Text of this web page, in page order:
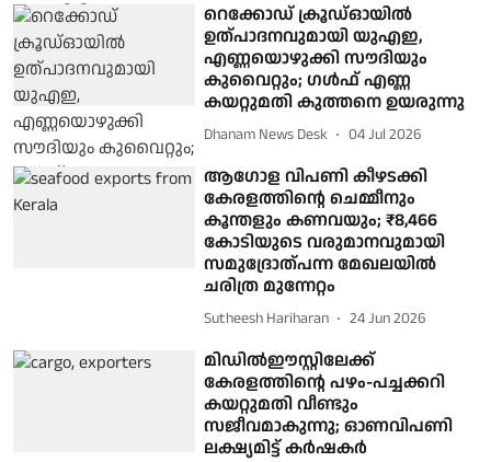
റെക്കോഡ് ക്രൂഡ്ഓയില്‍
ഉത്പാദനവുമായി യുഎഇ,
എണ്ണയൊഴുക്കി സൗദിയും
കുവൈറ്റും; ഗള്‍ഫ് എണ്ണ
കയറ്റുമതി കുത്തനെ ഉയരുന്നു
Dhanam News Desk 04 Jul 2026
ആഗോള വിപണി കീഴടക്കി
കേരളത്തിന്റെ ചെമ്മീനും
കൂന്തളും കണവയും; ₹8,466
കോടിയുടെ വരുമാനവുമായി
സമുദ്രോത്പന്ന മേഖലയിൽ
ചരിത്ര മുന്നേറ്റം
Sutheesh Hariharan 24 Jun 2026
മിഡില്‍ഈസ്റ്റിലേക്ക്
കേരളത്തിന്റെ പഴം-പച്ചക്കറി
കയറ്റുമതി വീണ്ടും
സജീവമാകുന്നു; ഓണവിപണി
ലക്ഷ്യമിട്ട് കര്‍ഷകര്‍